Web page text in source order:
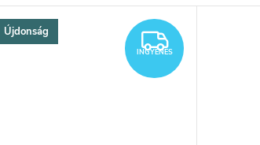
Újdonság INGYENES
INGYENES